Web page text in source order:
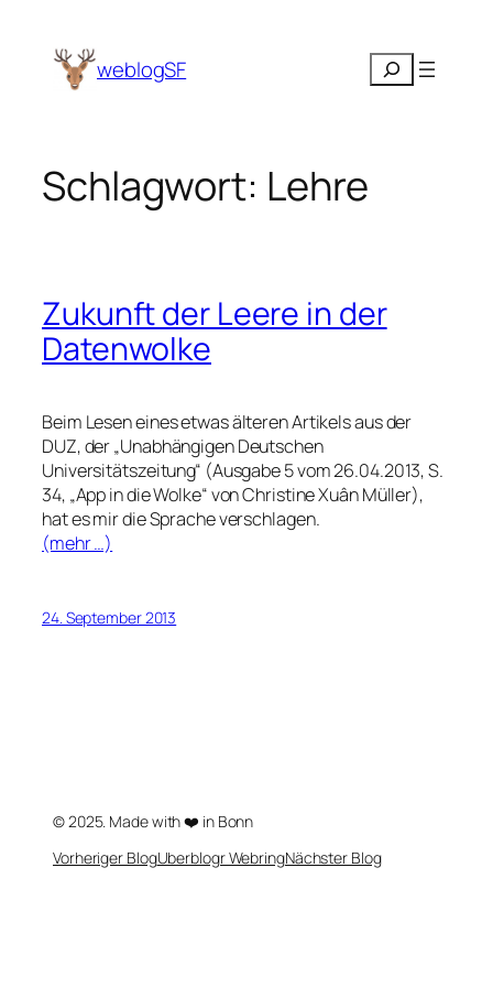
Inhalt
springen weblogSF Suchen
Schlagwort: Lehre
Zukunft der Leere in der
Datenwolke
Beim Lesen eines etwas älteren Artikels aus der
DUZ, der „Unabhängigen Deutschen
Universitätszeitung“ (Ausgabe 5 vom 26.04.2013, S.
34, „App in die Wolke“ von Christine Xuân Müller),
hat es mir die Sprache verschlagen.
(mehr …)
24. September 2013
© 2025. Made with ❤️ in Bonn
Vorheriger BlogUberblogr WebringNächster Blog